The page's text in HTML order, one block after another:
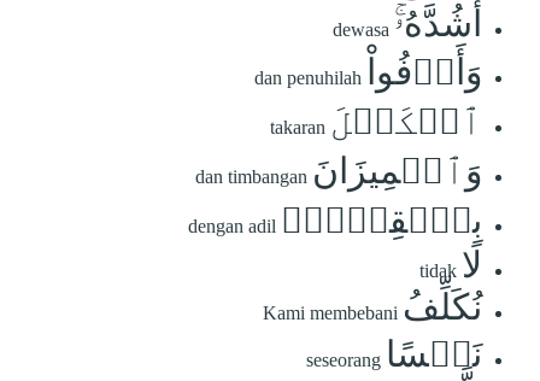
أَشُدَّهُۥۚ dewasa
وَأَوۡفُواْ dan penuhilah
ٱلۡكَيۡلَ takaran
وَٱلۡمِيزَانَ dan timbangan
بِٱلۡقِسۡطِۖ dengan adil
لَا tidak
نُكَلِّفُ Kami membebani
نَفۡسًا seseorang